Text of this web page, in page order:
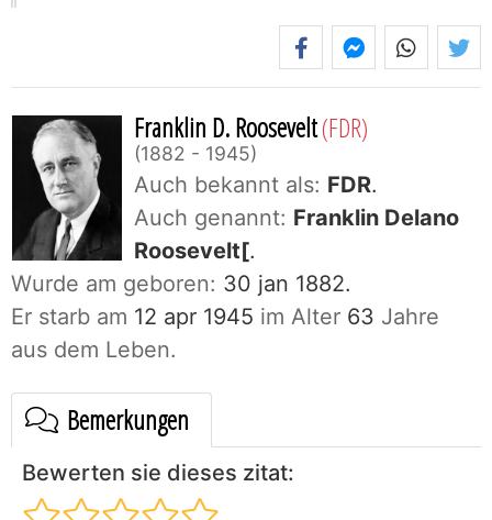
Franklin D. Roosevelt(FDR)
1882 - 1945
Auch bekannt als: FDR.
Auch genannt: Franklin Delano
Roosevelt[.
Wurde am geboren: 30 jan 1882.
Er starb am 12 apr 1945 im Alter 63 Jahre
aus dem Leben.
Bemerkungen
Bewerten sie dieses zitat: